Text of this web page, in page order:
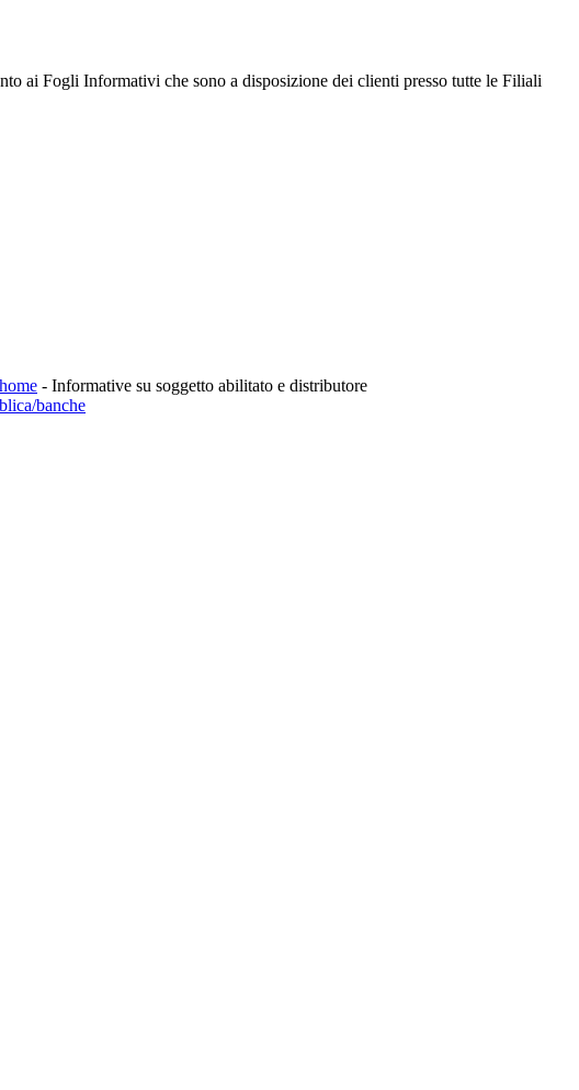
ai Fogli Informativi che sono a disposizione dei clienti presso tutte le Filiali
- Informative su soggetto abilitato e distributore
banche